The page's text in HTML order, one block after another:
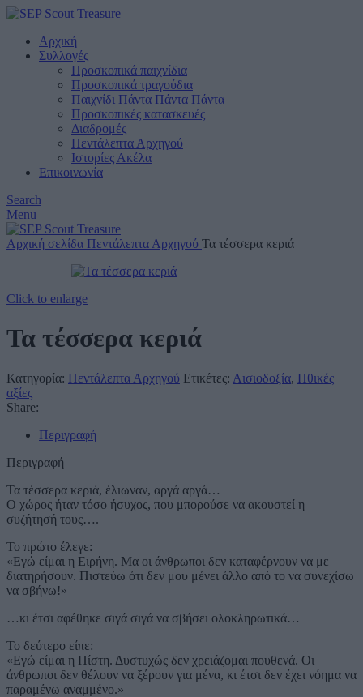
Αρχική
Συλλογές
Προσκοπικά παιχνίδια
Προσκοπικά τραγούδια
Παιχνίδι Πάντα Πάντα Πάντα
Προσκοπικές κατασκευές
Διαδρομές
Πεντάλεπτα Αρχηγού
Ιστορίες Ακέλα
Επικοινωνία
Search
Menu
Αρχική σελίδα Πεντάλεπτα Αρχηγού Τα τέσσερα κεριά
Click to enlarge
Τα τέσσερα κεριά
Κατηγορία: Πεντάλεπτα Αρχηγού Ετικέτες: Αισιοδοξία, Ηθικές
αξίες
Share:
Περιγραφή
Περιγραφή
Τα τέσσερα κεριά, έλιωναν, αργά αργά…
Ο χώρος ήταν τόσο ήσυχος, που μπορούσε να ακουστεί η
συζήτησή τους….
Το πρώτο έλεγε:
«Εγώ είμαι η Ειρήνη. Μα οι άνθρωποι δεν καταφέρνουν να με
διατηρήσουν. Πιστεύω ότι δεν μου μένει άλλο από το να συνεχίσω
να σβήνω!»
…κι έτσι αφέθηκε σιγά σιγά να σβήσει ολοκληρωτικά…
Το δεύτερο είπε:
«Εγώ είμαι η Πίστη. Δυστυχώς δεν χρειάζομαι πουθενά. Οι
άνθρωποι δεν θέλουν να ξέρουν για μένα, κι έτσι δεν έχει νόημα να
παραμένω αναμμένο.»